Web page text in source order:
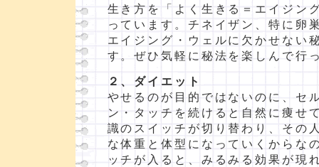
生き方を「よく生きる＝エイジン
っています。チネイザン、特に卵
エイジング・ウェルに欠かせない
す。ぜひ気軽に秘法を楽しんで行
２、ダイエット
やせるのが目的ではないのに、セ
ン・タッチを続けると自然に痩せ
識のスイッチが切り替わり、その
な体重と体型になっていくからな
ッチが入ると、みるみる効果が現